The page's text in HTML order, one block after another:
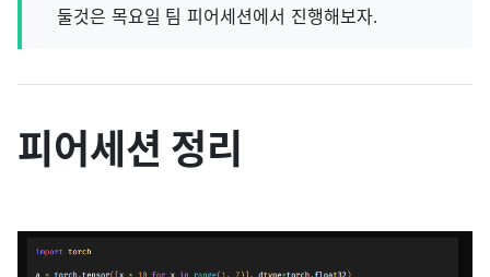
둘것은 목요일 팀 피어세션에서 진행해보자.
피어세션 정리